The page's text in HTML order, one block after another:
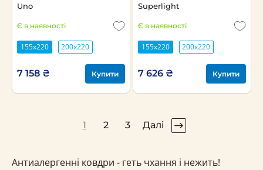
Uno
Є в наявності
155x220 200х220
7 158 ₴ Купити
Superlight
Є в наявності
155x220 200х220
7 626 ₴ Купити
1 2 3 Далі
Антиалергенні ковдри - геть чхання і нежить!